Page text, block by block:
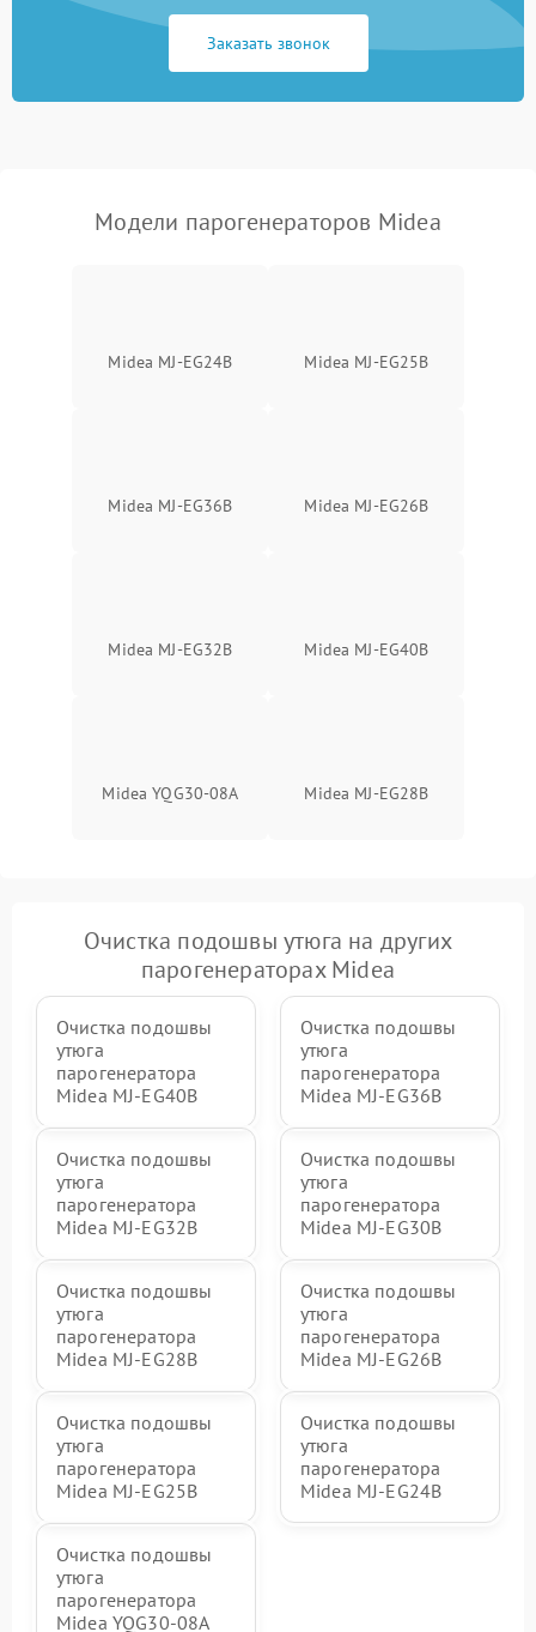
1500 ₽ Подробнее →
Не подает пар 1800 ₽ Подробнее →
Заказать звонок
Модели парогенераторов Midea
Midea MJ-EG24B Midea MJ-EG25B
Midea MJ-EG36B Midea MJ-EG26B
Midea MJ-EG32B Midea MJ-EG40B
Midea YQG30-08A Midea MJ-EG28B
Очистка подошвы утюга на других
парогенераторах Midea
Очистка подошвы
утюга
парогенератора
Midea MJ-EG40B
Очистка подошвы
утюга
парогенератора
Midea MJ-EG36B
Очистка подошвы
утюга
парогенератора
Midea MJ-EG32B
Очистка подошвы
утюга
парогенератора
Midea MJ-EG30B
Очистка подошвы
утюга
парогенератора
Midea MJ-EG28B
Очистка подошвы
утюга
парогенератора
Midea MJ-EG26B
Очистка подошвы
утюга
парогенератора
Midea MJ-EG25B
Очистка подошвы
утюга
парогенератора
Midea MJ-EG24B
Очистка подошвы
утюга
парогенератора
Midea YQG30-08A